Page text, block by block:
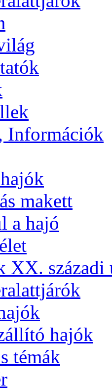
Információk
makett
a hajó
XX. századi
hajók
témák